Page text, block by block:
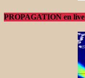
PROPAGATION en live